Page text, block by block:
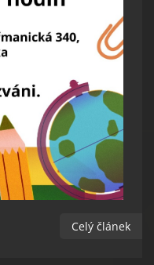
Celý článek